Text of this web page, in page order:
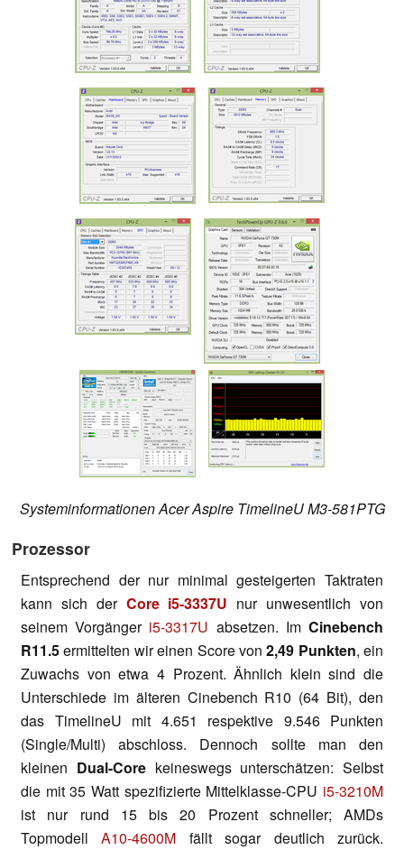
Systeminformationen Acer Aspire TimelineU M3-581PTG
Prozessor
Entsprechend der nur minimal gesteigerten Taktraten
kann sich der Core i5-3337U nur unwesentlich von
seinem Vorgänger i5-3317U absetzen. ImCinebench
R11.5ermittelten wir einen Score von2,49 Punkten, ein
Zuwachs von etwa 4 Prozent. Ähnlich klein sind die
Unterschiede im älteren Cinebench R10 (64 Bit), den
das TimelineU mit 4.651 respektive 9.546 Punkten
(Single/Multi) abschloss. Dennoch sollte man den
kleinen Dual-Corekeineswegs unterschätzen: Selbst
die mit 35 Watt spezifizierte Mittelklasse-CPU i5-3210M
ist nur rund 15 bis 20 Prozent schneller; AMDs
TopmodellA10-4600M fällt sogar deutlich zurück.